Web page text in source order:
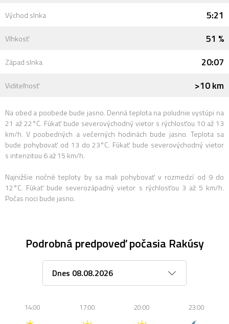
Východ slnka 5:21
Vlhkosť 51 %
Západ slnka 20:07
Viditeľnosť >10 km
Na obed a poobede bude jasno. Denná teplota na poludnie vystúpi na
21 až 22°C. Fúkať bude severovýchodný vietor s rýchlosťou 10 až 13
km/h. V poobedných a večerných hodinách bude jasno. Teplota sa
bude pohybovať od 13 do 23°C. Fúkať bude severovýchodný vietor
s intenzitou 6 až 15 km/h.
Najnižšie nočné teploty by sa mali pohybovať v rozmedzí od 9 do
12°C. Fúkať bude severozápadný vietor s rýchlosťou 3 až 5 km/h.
Počas noci bude jasno.
Podrobná predpoveď počasia Rakúsy
14:00 17:00 20:00 23:00